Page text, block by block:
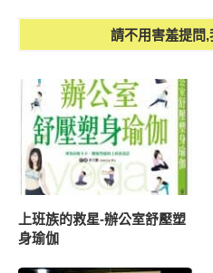
請不用害羞提問
上班族的救星-辦公室舒壓塑
身瑜伽